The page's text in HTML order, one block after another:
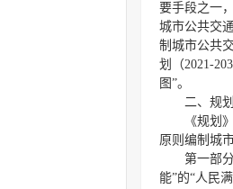
要手段之一
城市公共交
制城市公共
划（2021-
图”。
二、规
《规划
原则编制城
第一部
能”的“人民